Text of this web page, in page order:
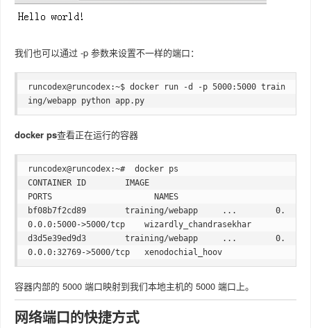
我们也可以通过 -p 参数来设置不一样的端口：
runcodex@runcodex:~$ docker run -d -p 5000:5000 train
docker ps查看正在运行的容器
runcodex@runcodex:~#  docker ps
CONTAINER ID        IMAGE
PORTS                     NAMES
bf08b7f2cd89        training/webapp     ...        0.
0.0.0:5000->5000/tcp    wizardly_chandrasekhar
d3d5e39ed9d3        training/webapp     ...        0.
容器内部的 5000 端口映射到我们本地主机的 5000 端口上。
网络端口的快捷方式